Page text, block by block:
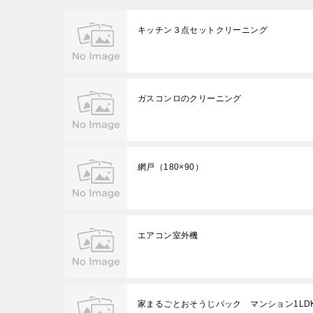
キッチン３点セットクリーニング
ガスコンロのクリーニング
網戸（180×90）
エアコン室外機
家まるごとおそうじパック マンション